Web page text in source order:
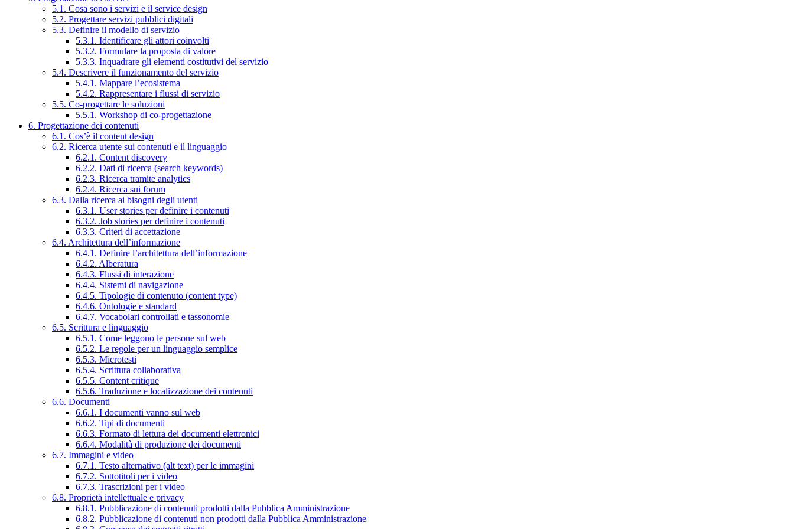
5.1. Cosa sono i servizi e il service design
5.2. Progettare servizi pubblici digitali
5.3. Definire il modello di servizio
5.3.1. Identificare gli attori coinvolti
5.3.2. Formulare la proposta di valore
5.3.3. Inquadrare gli elementi costitutivi del servizio
5.4. Descrivere il funzionamento del servizio
5.4.1. Mappare l’ecosistema
5.4.2. Rappresentare i flussi di servizio
5.5. Co-progettare le soluzioni
5.5.1. Workshop di co-progettazione
6. Progettazione dei contenuti
6.1. Cos’è il content design
6.2. Ricerca utente sui contenuti e il linguaggio
6.2.1. Content discovery
6.2.2. Dati di ricerca (search keywords)
6.2.3. Ricerca tramite analytics
6.2.4. Ricerca sui forum
6.3. Dalla ricerca ai bisogni degli utenti
6.3.1. User stories per definire i contenuti
6.3.2. Job stories per definire i contenuti
6.3.3. Criteri di accettazione
6.4. Architettura dell’informazione
6.4.1. Definire l’architettura dell’informazione
6.4.2. Alberatura
6.4.3. Flussi di interazione
6.4.4. Sistemi di navigazione
6.4.5. Tipologie di contenuto (content type)
6.4.6. Ontologie e standard
6.4.7. Vocabolari controllati e tassonomie
6.5. Scrittura e linguaggio
6.5.1. Come leggono le persone sul web
6.5.2. Le regole per un linguaggio semplice
6.5.3. Microtesti
6.5.4. Scrittura collaborativa
6.5.5. Content critique
6.5.6. Traduzione e localizzazione dei contenuti
6.6. Documenti
6.6.1. I documenti vanno sul web
6.6.2. Tipi di documenti
6.6.3. Formato di lettura dei documenti elettronici
6.6.4. Modalità di produzione dei documenti
6.7. Immagini e video
6.7.1. Testo alternativo (alt text) per le immagini
6.7.2. Sottotitoli per i video
6.7.3. Trascrizioni per i video
6.8. Proprietà intellettuale e privacy
6.8.1. Pubblicazione di contenuti prodotti dalla Pubblica Amministrazione
6.8.2. Pubblicazione di contenuti non prodotti dalla Pubblica Amministrazione